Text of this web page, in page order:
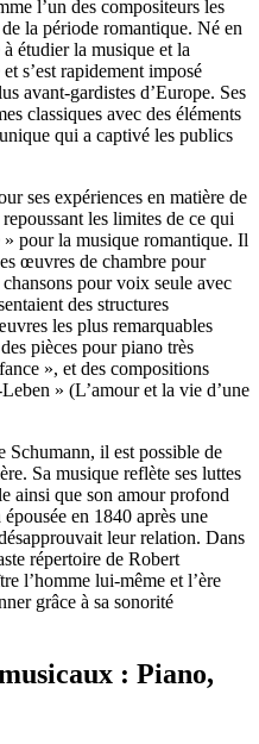
l’un des compositeurs les
la période romantique. Né en
étudier la musique et la
s’est rapidement imposé
avant-gardistes d’Europe. Ses
classiques avec des éléments
qui a captivé les publics
ses expériences en matière de
les limites de ce qui
pour la musique romantique. Il
œuvres de chambre pour
pour voix seule avec
des structures
les plus remarquables
pièces pour piano très
», et des compositions
» (L’amour et la vie d’une
Schumann, il est possible de
Sa musique reflète ses luttes
ainsi que son amour profond
en 1840 après une
leur relation. Dans
répertoire de Robert
l’homme lui-même et l’ère
grâce à sa sonorité
: Piano,